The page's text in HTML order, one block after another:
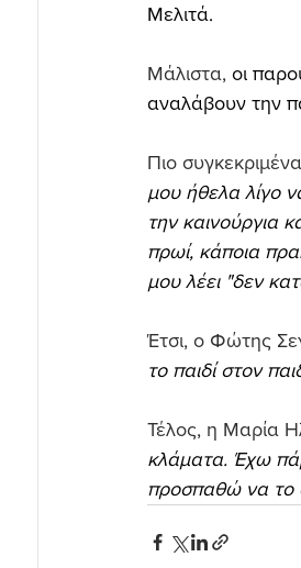
Μελιτά.
Μάλιστα, οι
αναλάβουν την
Πιο
μου ήθελα λίγο
την καινούργια
πρωί, κάποια
μου λέει "δεν
Έτσι, ο Φώτης
το παιδί στον
Τέλος, η Μαρία
κλάματα. Έχω
προσπαθώ να το